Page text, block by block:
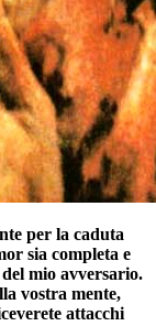
per la caduta
sia completa e
mio avversario.
vostra mente,
attacchi